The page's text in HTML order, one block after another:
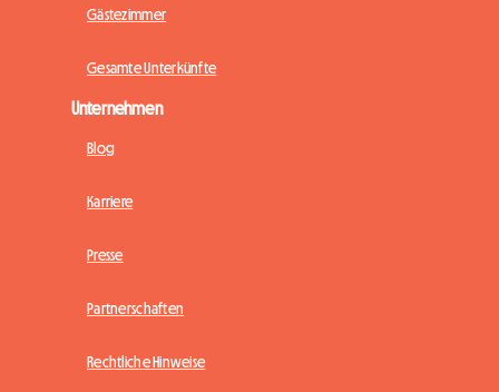
Gästezimmer
Gesamte Unterkünfte
Unternehmen
Blog
Karriere
Presse
Partnerschaften
Rechtliche Hinweise